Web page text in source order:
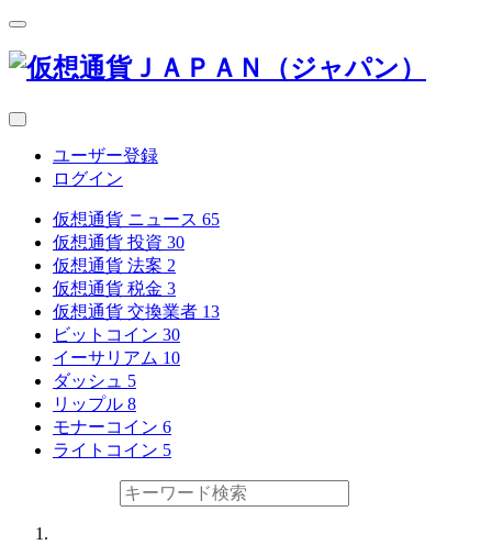
ユーザー登録
ログイン
仮想通貨 ニュース 65
仮想通貨 投資 30
仮想通貨 法案 2
仮想通貨 税金 3
仮想通貨 交換業者 13
ビットコイン 30
イーサリアム 10
ダッシュ 5
リップル 8
モナーコイン 6
ライトコイン 5